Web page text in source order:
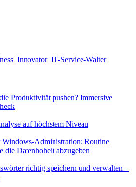
Produktivität pushen? Immersive
auf höchstem Niveau
Administration: Routine
die Datenhoheit abzugeben
richtig speichern und verwalten –